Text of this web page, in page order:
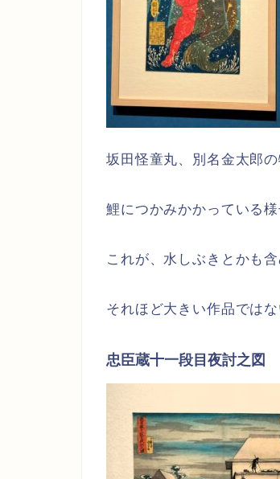
坂田怪童丸、別名金太郎
鯉につかみかかっている
これが、水しぶきとかも
それほど大きい作品では
忠臣蔵十一段目夜討之図